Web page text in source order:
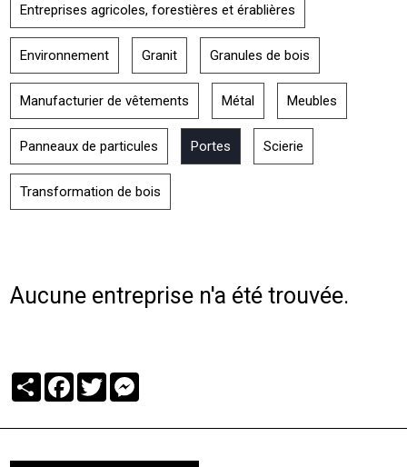
Entreprises agricoles, forestières et érablières
Environnement Granit Granules de bois
Manufacturier de vêtements Métal Meubles
Panneaux de particules Portes Scierie
Transformation de bois
Aucune entreprise n'a été trouvée.
PartagerFacebook
Twitter